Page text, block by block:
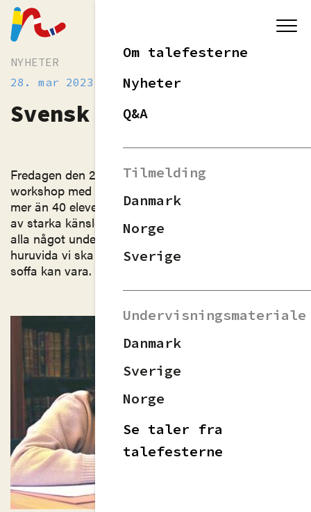
Om talefesterne
Nyheter
Q&A
Tilmelding
Danmark
Norge
Sverige
Undervisningsmateriale
Danmark
Sverige
Norge
Se taler fra
talefesterne
NYHETER
28. mar 2023
Svensk elev-workshop
Fredagen den 24 mars höll Sverige sin första
workshop med gymnasieelever. Under dagen deltog
mer än 40 elever från sex skolor. Med en blandning
av starka känslor och innovativa idéer lärde vi oss
alla något under dagen. Talen handlade om allt från
huruvida vi ska befolka Mars till hur viktig en skön
soffa kan vara.